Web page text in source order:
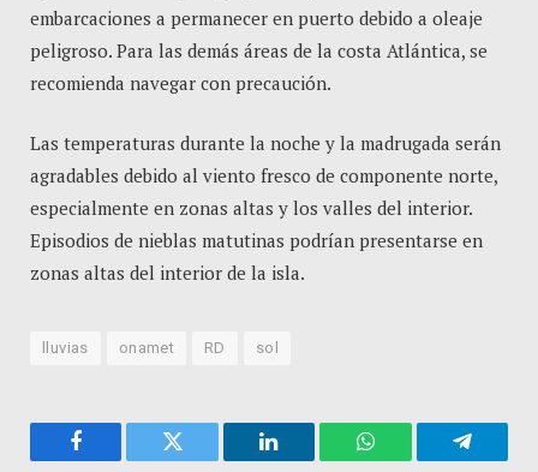
embarcaciones a permanecer en puerto debido a oleaje
peligroso. Para las demás áreas de la costa Atlántica, se
recomienda navegar con precaución.
Las temperaturas durante la noche y la madrugada serán
agradables debido al viento fresco de componente norte,
especialmente en zonas altas y los valles del interior.
Episodios de nieblas matutinas podrían presentarse en
zonas altas del interior de la isla.
lluvias onamet RD sol
Facebook Twitter LinkedIn WhatsApp